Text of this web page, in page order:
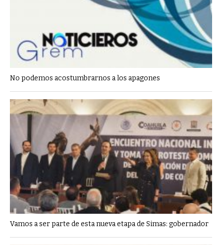
No podemos acostumbrarnos a los apagones
Vamos a ser parte de esta nueva etapa de Simas: gobernador